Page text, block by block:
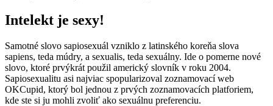
Intelekt je sexy!
Samotné slovo sapiosexuál vzniklo z latinského koreňa slova
sapiens, teda múdry, a sexualis, teda sexuálny. Ide o pomerne nové
slovo, ktoré prvýkrát použil americký slovník v roku 2004.
Sapiosexualitu asi najviac spopularizoval zoznamovací web
OKCupid, ktorý bol jednou z prvých zoznamovacích platforiem,
kde ste si ju mohli zvoliť ako sexuálnu preferenciu.